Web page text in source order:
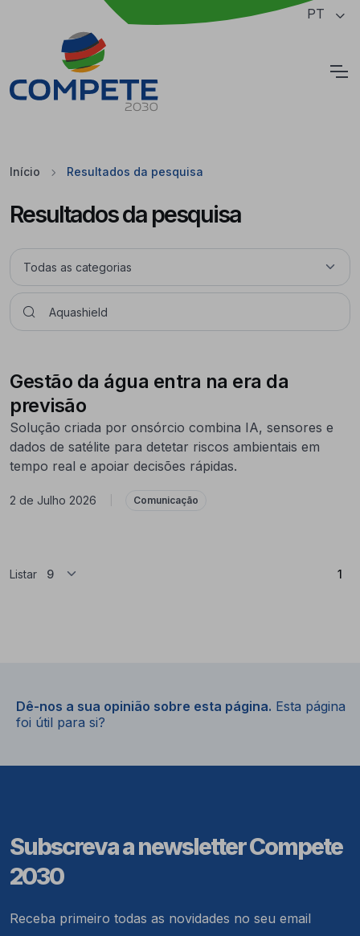
Saltar para o conteúdo principal da página PT
Início Resultados da pesquisa
Resultados da pesquisa
Gestão da água entra na era da
previsão
Solução criada por onsórcio combina IA, sensores e
dados de satélite para detetar riscos ambientais em
tempo real e apoiar decisões rápidas.
2 de Julho 2026 Comunicação
Listar 1
Dê-nos a sua opinião sobre esta página. Esta página
foi útil para si?
Subscreva a newsletter Compete
2030
Receba primeiro todas as novidades no seu email